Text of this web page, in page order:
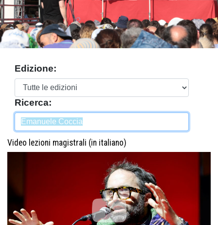
Edizione:
Ricerca:
Video lezioni magistrali (in italiano)